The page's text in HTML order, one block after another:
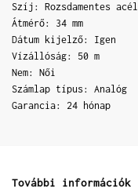
Szíj: Rozsdamentes acél
Átmérő: 34 mm
Dátum kijelző: Igen
Vízállóság: 50 m
Nem: Női
Számlap típus: Analóg
Garancia: 24 hónap
További információk